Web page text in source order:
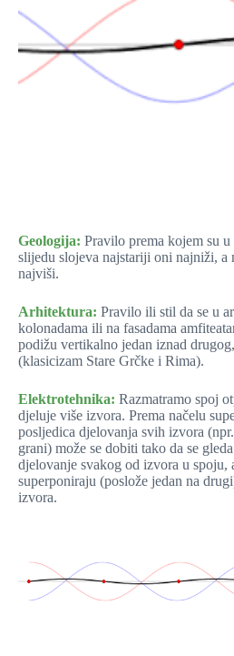
Geologija: Pravilo prema kojem su u
slijedu slojeva najstariji oni najniži, a
najviši.
Arhitektura: Pravilo ili stil da se u
kolonadama ili na fasadama
podižu vertikalno jedan iznad
(klasicizam Stare Grčke i Rima).
Elektrotehnika: Razmatramo spoj
djeluje više izvora. Prema načelu
posljedica djelovanja svih izvora
grani) može se dobiti tako da se
djelovanje svakog od izvora u spoju,
superponiraju (poslože jedan na
izvora.